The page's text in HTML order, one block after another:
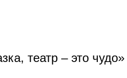
театр – это чудо»